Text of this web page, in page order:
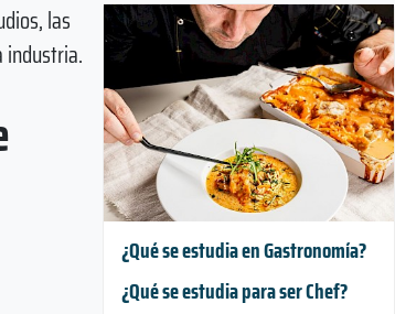
¿Qué se estudia en Gastronomía?
¿Qué se estudia para ser Chef?
las
industria.